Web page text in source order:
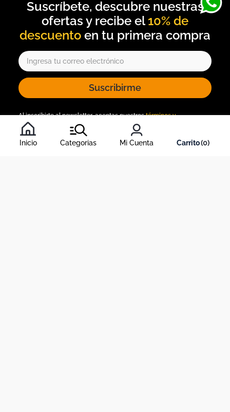
Inicio Categorias Mi Cuenta 0
10% de
descuento
Suscribirme
Al inscribirte al newsletter, aceptas nuestrostérminos y
condiciones
, y nuestra política de tratamiento de información